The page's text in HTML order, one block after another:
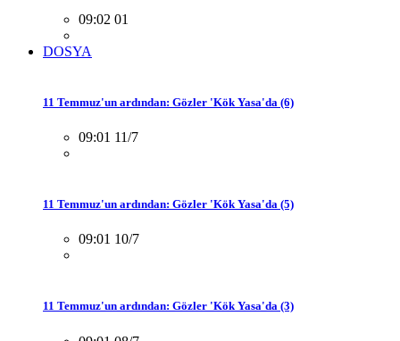
09:02 01
DOSYA
11 Temmuz'un ardından: Gözler 'Kök Yasa'da (6)
09:01 11/7
11 Temmuz'un ardından: Gözler 'Kök Yasa'da (5)
09:01 10/7
11 Temmuz'un ardından: Gözler 'Kök Yasa'da (3)